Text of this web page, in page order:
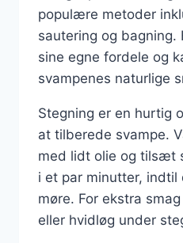
populære metoder
sautering og bagning.
sine egne fordele og
svampenes naturlige
Stegning er en hurtig
at tilberede svampe.
med lidt olie og tilsæt
i et par minutter, indtil
møre. For ekstra
eller hvidløg under